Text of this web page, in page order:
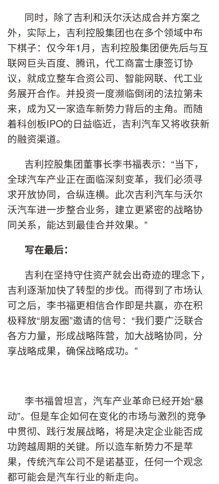
同时，除了吉利和沃尔沃达成合并方案之
外，实际上，吉利控股集团也在多个领域中布
下棋子：仅今年1月，吉利控股集团便先后与互
联网巨头百度、腾讯，代工商富士康签订协
议，就成立整车合资公司、智能网联、代工业
务展开合作。并投资一度濒临倒闭的法拉第未
来，成为又一家造车新势力背后的主角。而随
着科创板IPO的日益临近，吉利汽车又将收获新
的融资渠道。
吉利控股集团董事长李书福表示：“当下，
全球汽车产业正在面临深刻变革，我们必须寻
求开放协同，合纵连横。此次吉利汽车与沃尔
沃汽车进一步整合业务，建立更紧密的战略协
同关系，能达到最佳合并效果。”
写在最后：
吉利在坚持守住资产就会出奇迹的理念下，
吉利逐渐加快了转型的步伐。而得到了市场认
可之后，李书福更相信合作即是共赢，亦在积
极释放“朋友圈”邀请的信号：“我们要广泛联合
各方力量，形成战略阵营，加大战略协同，分
享战略成果，确保战略成功。”
李书福曾坦言，汽车产业革命已经开始“暴
动”。但是车企如何在变化的市场与激烈的竞争
中贯彻、践行发展战略，将是决定企业能否成
功跨越周期的关键。所以造车新势力不是苹
果，传统汽车公司不是诺基亚，任何一个观念
都可能会是汽车行业的新走向。